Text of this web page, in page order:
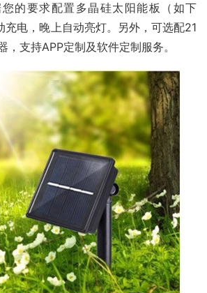
要求配置多晶硅太阳能板（如下
充电，晚上自动亮灯。另外，可选配21
支持APP定制及软件定制服务。